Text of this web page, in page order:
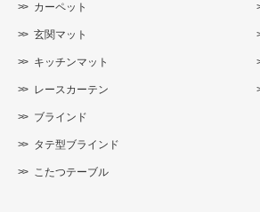
カーペット
玄関マット
キッチンマット
レースカーテン
ブラインド
タテ型ブラインド
こたつテーブル